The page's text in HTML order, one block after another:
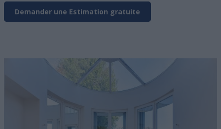
Demander une Estimation gratuite